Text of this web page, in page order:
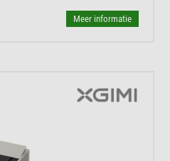
Meer informatie